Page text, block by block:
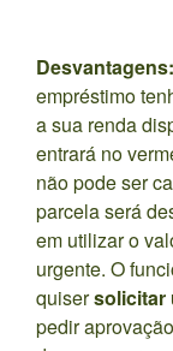
Desvantagens:
empréstimo
a sua renda
entrará no
não pode ser
parcela será
em utilizar o
urgente. O
quisersolicitar
pedir